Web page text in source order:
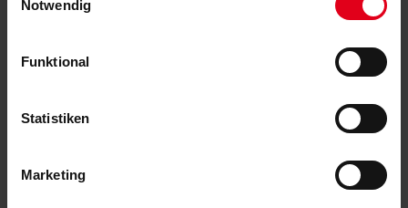
Notwendig
Funktional
Statistiken
Marketing